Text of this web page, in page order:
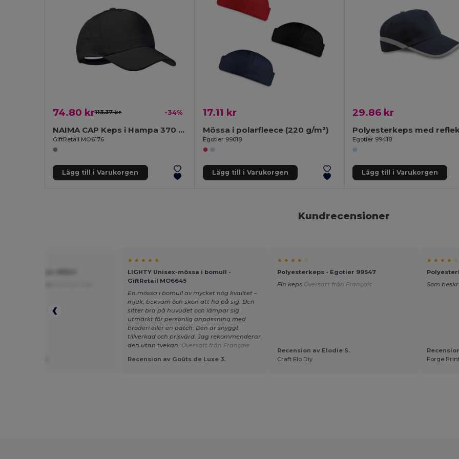
74.80 kr113.37 kr -34%
NAIMA CAP Keps i Hampa 370 gr/m²
GiftRetail MO6176
Lägg till i Varukorgen
17.11 kr
Mössa i polarfleece (220 g/m²)
Egotier 99018
Lägg till i Varukorgen
29.86 kr
Egotier 99418
Lägg till i Varukorgen
Kundrecensioner
★ ★ ★ ★ ★
LIGHTY Unisex-mössa i bomull -
GiftRetail MO6645
En mössa i bomull av mycket hög kvalitet –
mjuk, bekväm och skön att ha på sig. Den
sitter bra på huvudet och lämpar sig
utmärkt för personlig anpassning med
broderi eller en patch. Den är snyggt
tillverkad och prisvärd. Jag rekommenderar
den utan tvekan. Översatt från Français
Recension av Goûts de Luxe 3.
★ ★ ★ ★ ☆
Polyesterkeps - Egotier 99547
Fin keps Översatt från Français
Recension av Elodie S.
Craft Elo Diy
★ ★ ★ ★ ☆
Som
Forge